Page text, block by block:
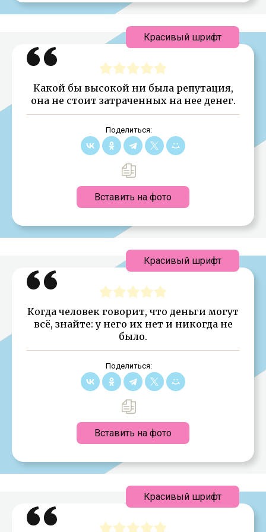
Какой бы высокой ни была репутация,
она не стоит затраченных на нее денег.
Поделиться:
Вставить на фото
Красивый шрифт
Когда человек говорит, что деньги могут
всё, знай­те: у него их нет и никогда не
было.
Поделиться:
Вставить на фото
Красивый шрифт
Красивый шрифт